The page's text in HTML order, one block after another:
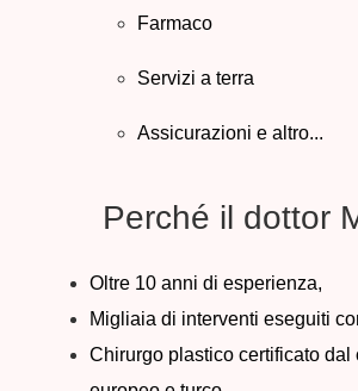
Farmaco
Servizi a terra
Assicurazioni e altro...
Perché il dottor
Oltre 10 anni di esperienza,
Migliaia di interventi eseguiti
Chirurgo plastico certificato dal